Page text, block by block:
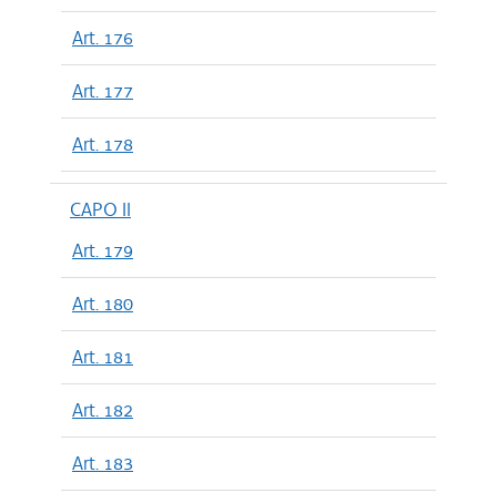
Art. 176
Art. 177
Art. 178
CAPO II
Art. 179
Art. 180
Art. 181
Art. 182
Art. 183